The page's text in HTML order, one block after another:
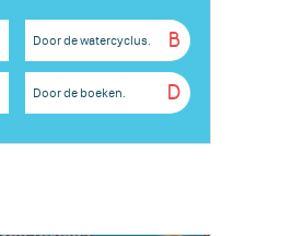
B
Door de watercyclus.
D
Door de boeken.